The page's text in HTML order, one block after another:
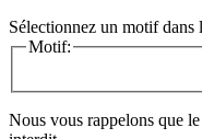
Sélectionnez un motif dans
Motif:
Nous vous rappelons que